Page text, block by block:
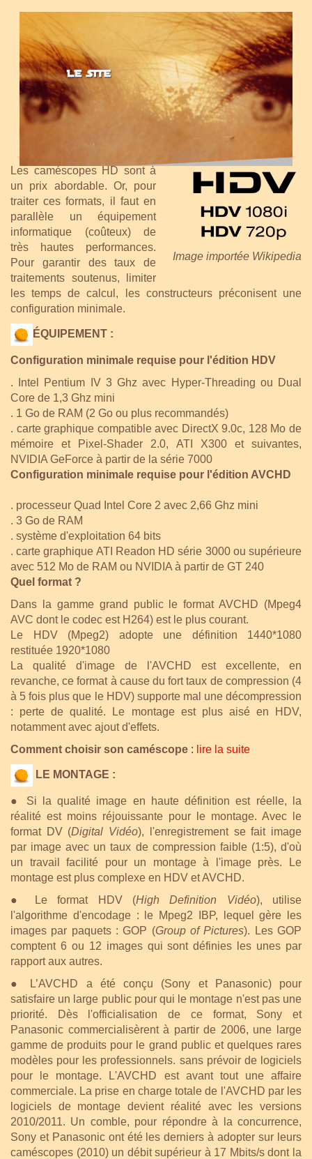
Image importée Wikipedia
Les caméscopes HD sont à
un prix abordable. Or, pour
traiter ces formats, il faut en
parallèle un équipement
informatique (coûteux) de
très hautes performances.
Pour garantir des taux de
traitements soutenus, limiter
les temps de calcul, les constructeurs préconisent une
configuration minimale.
ÉQUIPEMENT :
Configuration minimale requise pour l'édition HDV
. Intel Pentium IV 3 Ghz avec Hyper-Threading ou Dual
Core de 1,3 Ghz mini
. 1 Go de RAM (2 Go ou plus recommandés)
. carte graphique compatible avec DirectX 9.0c, 128 Mo de
mémoire et Pixel-Shader 2.0, ATI X300 et suivantes,
NVIDIA GeForce à partir de la série 7000
Configuration minimale requise pour l'édition AVCHD
. processeur Quad Intel Core 2 avec 2,66 Ghz mini
. 3 Go de RAM
. système d'exploitation 64 bits
. carte graphique ATI Readon HD série 3000 ou supérieure
avec 512 Mo de RAM ou NVIDIA à partir de GT 240
Quel format ?
Dans la gamme grand public le format AVCHD (Mpeg4
AVC dont le codec est H264) est le plus courant.
Le HDV (Mpeg2) adopte une définition 1440*1080
restituée 1920*1080
La qualité d'image de l'AVCHD est excellente, en
revanche, ce format à cause du fort taux de compression (4
à 5 fois plus que le HDV) supporte mal une décompression
: perte de qualité. Le montage est plus aisé en HDV,
notamment avec ajout d'effets.
Comment choisir son caméscope : lire la suite
LE MONTAGE :
● Si la qualité image en haute définition est réelle, la
réalité est moins réjouissante pour le montage. Avec le
format DV (Digital Vidéo), l'enregistrement se fait image
par image avec un taux de compression faible (1:5), d'où
un travail facilité pour un montage à l'image près. Le
montage est plus complexe en HDV et AVCHD.
● Le format HDV (High Definition Vidéo), utilise
l'algorithme d'encodage : le Mpeg2 IBP, lequel gère les
images par paquets : GOP (Group of Pictures). Les GOP
comptent 6 ou 12 images qui sont définies les unes par
rapport aux autres.
● L’AVCHD a été conçu (Sony et Panasonic) pour
satisfaire un large public pour qui le montage n'est pas une
priorité. Dès l'officialisation de ce format, Sony et
Panasonic commercialisèrent à partir de 2006, une large
gamme de produits pour le grand public et quelques rares
modèles pour les professionnels. sans prévoir de logiciels
pour le montage. L'AVCHD est avant tout une affaire
commerciale. La prise en charge totale de l'AVCHD par les
logiciels de montage devient réalité avec les versions
2010/2011. Un comble, pour répondre à la concurrence,
Sony et Panasonic ont été les derniers à adopter sur leurs
caméscopes (2010) un débit supérieur à 17 Mbits/s dont la